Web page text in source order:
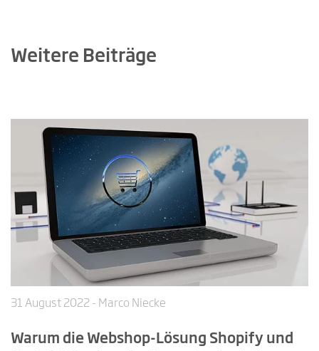
Weitere Beiträge
31 August 2022 - Marco Niecke
Warum die Webshop-Lösung Shopify und